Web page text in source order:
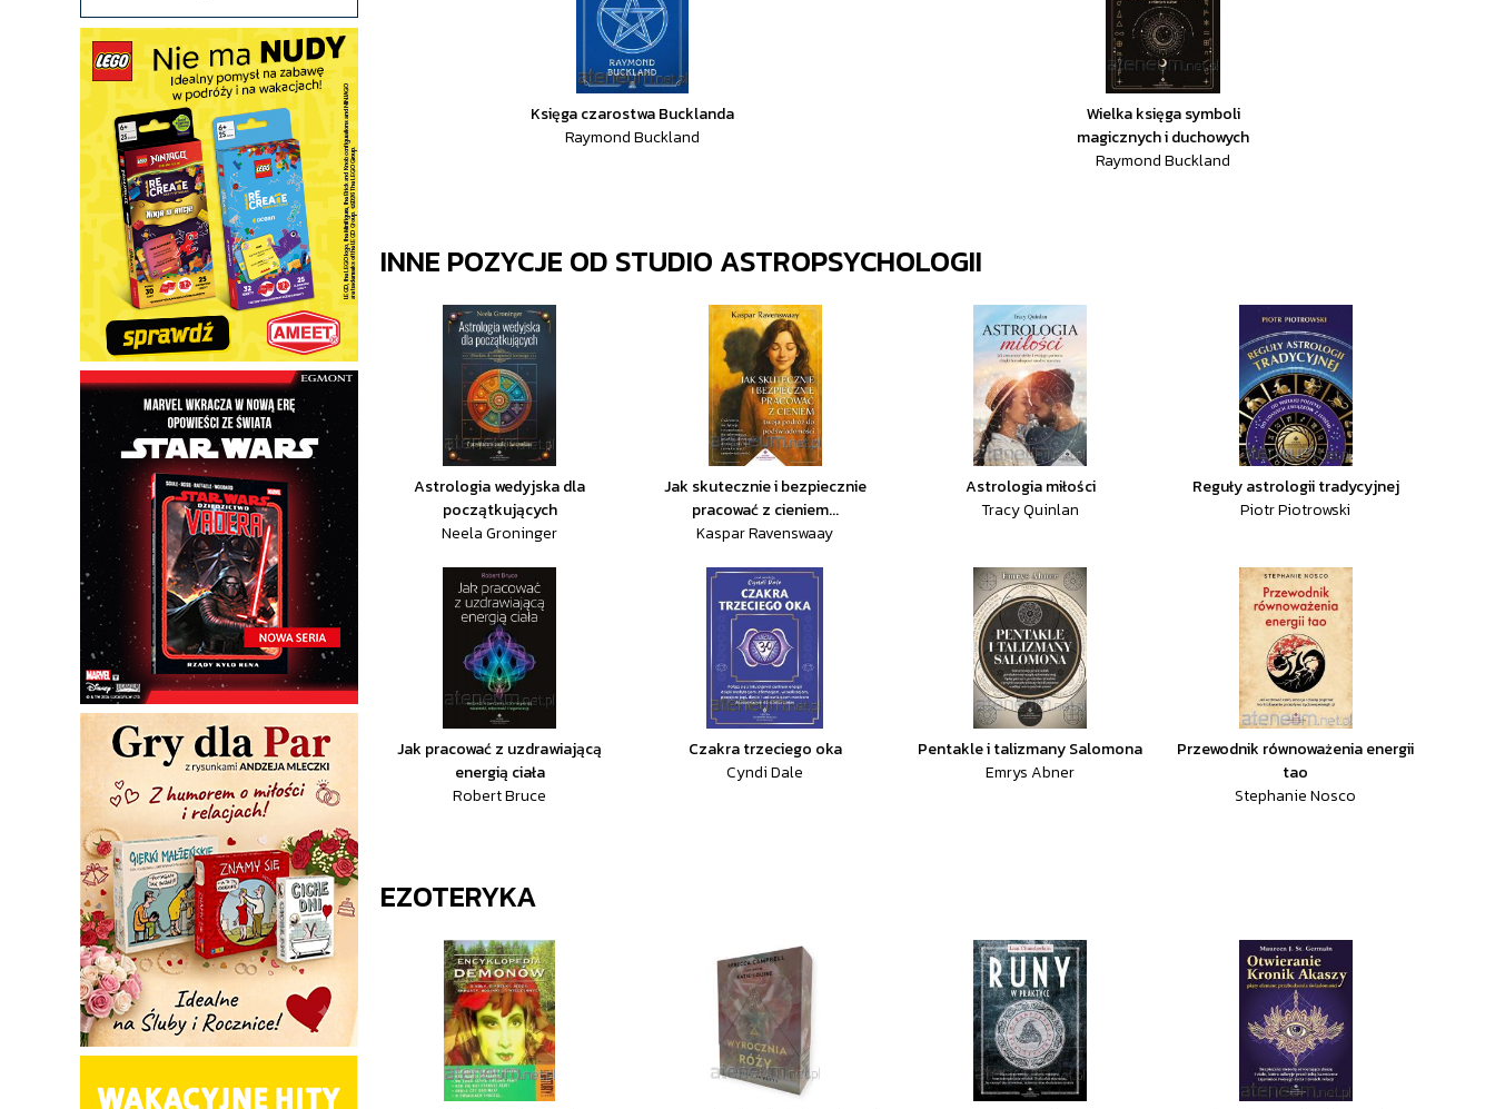
Księga czarostwa Bucklanda
Raymond Buckland
Wielka księga symboli
magicznych i duchowych
Raymond Buckland
INNE POZYCJE OD STUDIO ASTROPSYCHOLOGII
Astrologia wedyjska dla
początkujących
Neela Groninger
Jak skutecznie i bezpiecznie
pracować z cieniem...
Kaspar Ravenswaay
Astrologia miłości
Tracy Quinlan
Reguły astrologii tradycyjnej
Piotr Piotrowski
Jak pracować z uzdrawiającą
energią ciała
Robert Bruce
Czakra trzeciego oka
Cyndi Dale
Pentakle i talizmany Salomona
Emrys Abner
Przewodnik równoważenia energii
tao
Stephanie Nosco
EZOTERYKA